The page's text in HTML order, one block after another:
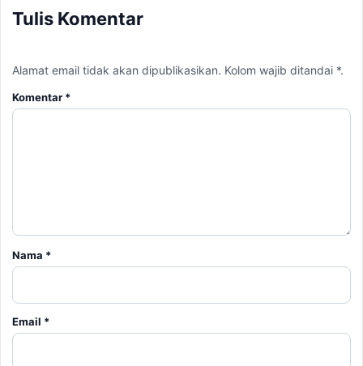
Tulis Komentar